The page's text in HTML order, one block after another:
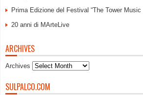
Prima Edizione del Festival “The Tower Music
20 anni di MArteLive
ARCHIVES
Archives
SULPALCO.COM